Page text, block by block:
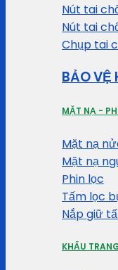
Nút tai
Nút tai
Chụp tai
BẢO VỆ
MẶT NẠ -
Mặt nạ
Mặt nạ
Phin lọc
Tấm lọc
Nắp giữ
KHẨU